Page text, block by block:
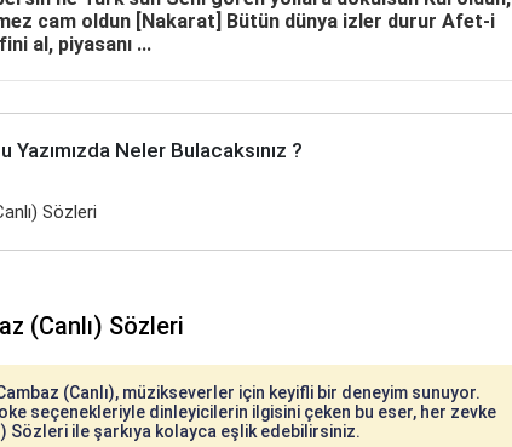
cam oldun [Nakarat] Bütün dünya izler durur Afet-i
al, piyasanı ...
Yazımızda Neler Bulacaksınız ?
Sözleri
(Canlı) Sözleri
(Canlı), müzikseverler için keyifli bir deneyim sunuyor.
seçenekleriyle dinleyicilerin ilgisini çeken bu eser, her zevke
Sözleri ile şarkıya kolayca eşlik edebilirsiniz.